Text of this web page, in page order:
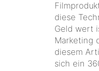
diese
Geld wert
Marketing
diesem
sich ein